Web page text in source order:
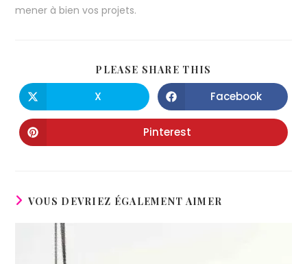
mener à bien vos projets.
PLEASE SHARE THIS
X Facebook
Pinterest
VOUS DEVRIEZ ÉGALEMENT AIMER